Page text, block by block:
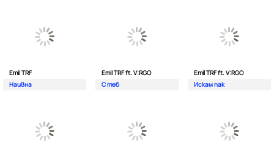
Emil TRF
Наивна
Emil TRF ft. V:RGO
С теб
Emil TRF ft. V:RGO
Искам пак